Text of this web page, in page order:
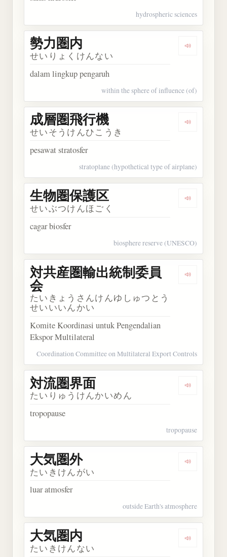
hydrospheric sciences
Dengarkan
勢力圏内
せいりょくけんない
dalam lingkup pengaruh
within the sphere of influence (of)
Dengarkan
成層圏飛行機
せいそうけんひこうき
pesawat stratosfer
stratoplane (hypothetical type of airplane)
Dengarkan
生物圏保護区
せいぶつけんほごく
cagar biosfer
biosphere reserve (UNESCO)
Dengarkan
対共産圏輸出統制委員
会
たいきょうさんけんゆしゅつとう
せいいいんかい
Komite Koordinasi untuk Pengendalian
Ekspor Multilateral
Coordination Committee on Multilateral Export Controls
Dengarkan
対流圏界面
たいりゅうけんかいめん
tropopause
tropopause
Dengarkan
大気圏外
たいきけんがい
luar atmosfer
outside Earth's atmosphere
Dengarkan
大気圏内
たいきけんない